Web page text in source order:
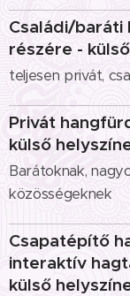
Családi/
részére -
teljesen privát,
Privát
külső
Barátoknak,
közösségeknek
Csapatépítő
interaktív
külső